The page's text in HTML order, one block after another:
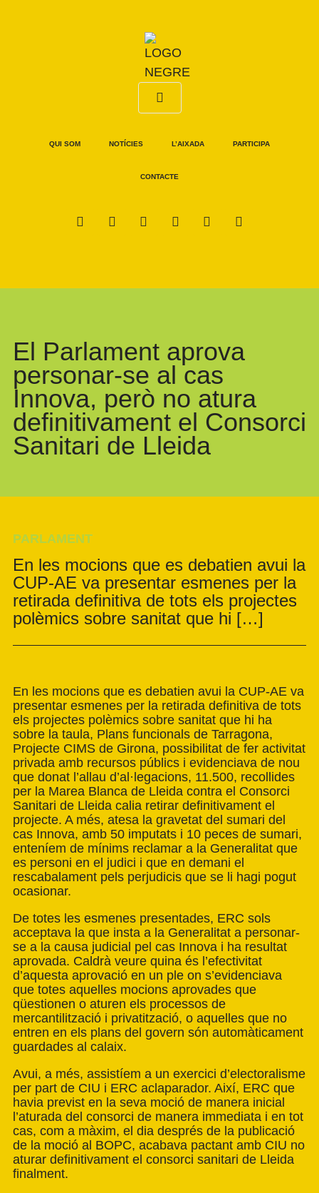
QUI SOM NOTÍCIES L’AIXADA PARTICIPA
CONTACTE
El Parlament aprova
personar-se al cas
Innova, però no atura
definitivament el Consorci
Sanitari de Lleida
PARLAMENT
En les mocions que es debatien avui la
CUP-AE va presentar esmenes per la
retirada definitiva de tots els projectes
polèmics sobre sanitat que hi […]
En les mocions que es debatien avui la CUP-AE va
presentar esmenes per la retirada definitiva de tots
els projectes polèmics sobre sanitat que hi ha
sobre la taula, Plans funcionals de Tarragona,
Projecte CIMS de Girona, possibilitat de fer activitat
privada amb recursos públics i evidenciava de nou
que donat l’allau d’al·legacions, 11.500, recollides
per la Marea Blanca de Lleida contra el Consorci
Sanitari de Lleida calia retirar definitivament el
projecte. A més, atesa la gravetat del sumari del
cas Innova, amb 50 imputats i 10 peces de sumari,
enteníem de mínims reclamar a la Generalitat que
es personi en el judici i que en demani el
rescabalament pels perjudicis que se li hagi pogut
ocasionar.
De totes les esmenes presentades, ERC sols
acceptava la que insta a la Generalitat a personar-
se a la causa judicial pel cas Innova i ha resultat
aprovada. Caldrà veure quina és l’efectivitat
d’aquesta aprovació en un ple on s’evidenciava
que totes aquelles mocions aprovades que
qüestionen o aturen els processos de
mercantilització i privatització, o aquelles que no
entren en els plans del govern són automàticament
guardades al calaix.
Avui, a més, assistíem a un exercici d’electoralisme
per part de CIU i ERC aclaparador. Així, ERC que
havia previst en la seva moció de manera inicial
l’aturada del consorci de manera immediata i en tot
cas, com a màxim, el dia després de la publicació
de la moció al BOPC, acabava pactant amb CIU no
aturar definitivament el consorci sanitari de Lleida
finalment.